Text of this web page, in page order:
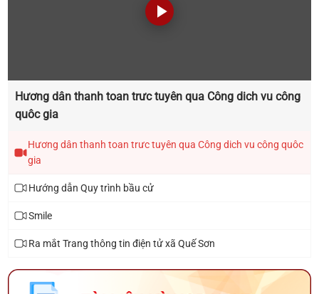
Hương dân thanh toan trưc tuyên qua Công dich vu công
quôc gia
Hương dân thanh toan trưc tuyên qua Công dich vu công quôc
gia
Hướng dẫn Quy trình bầu cử
Smile
Ra mắt Trang thông tin điện tử xã Quế Sơn